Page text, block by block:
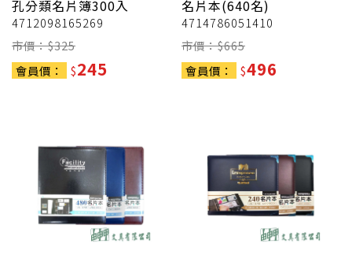
孔分類名片簿300入
4712098165269
市價：$325
會員價：
$245
名片本(640名)
4714786051410
市價：$665
會員價：
$496